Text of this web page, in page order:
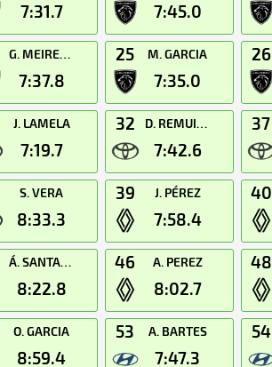
7:31.7 7:45.0
G. MEIRELES
7:37.8
25 M. GARCIA
7:35.0
26
J. LAMELA
7:19.7
32 D. REMUIÑAN
7:42.6
37
S. VERA
8:33.3
39 J. PÉREZ
7:58.4
40
Á. SANTANA
8:22.8
46 A. PEREZ
8:02.7
48
O. GARCIA
8:59.4
53 A. BARTES
7:47.3
54